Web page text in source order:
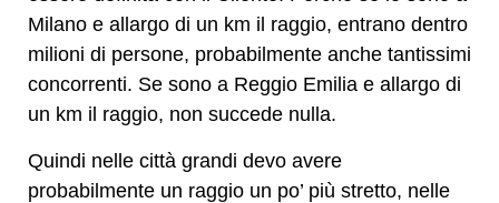
Milano e allargo di un km il raggio, entrano dentro
milioni di persone, probabilmente anche tantissimi
concorrenti. Se sono a Reggio Emilia e allargo di
un km il raggio, non succede nulla.
Quindi nelle città grandi devo avere
probabilmente un raggio un po’ più stretto, nelle